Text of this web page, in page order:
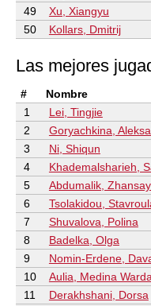
49
Xu, Xiangyu
50
Kollars, Dmitrij
Las mejores
# Nombre
1
Lei, Tingjie
2
Goryachkina,
3
Ni, Shiqun
4
Khademalsharieh,
5
Abdumalik,
6
Tsolakidou,
7
Shuvalova, Polina
8
Badelka, Olga
9
Nomin-Erdene,
10
Aulia, Medina Warda
11
Derakhshani, Dorsa